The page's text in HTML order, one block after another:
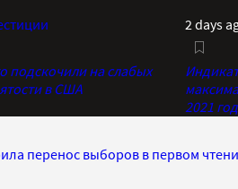
подскочили на слабых
в США
2 days
2021
перенос выборов в первом